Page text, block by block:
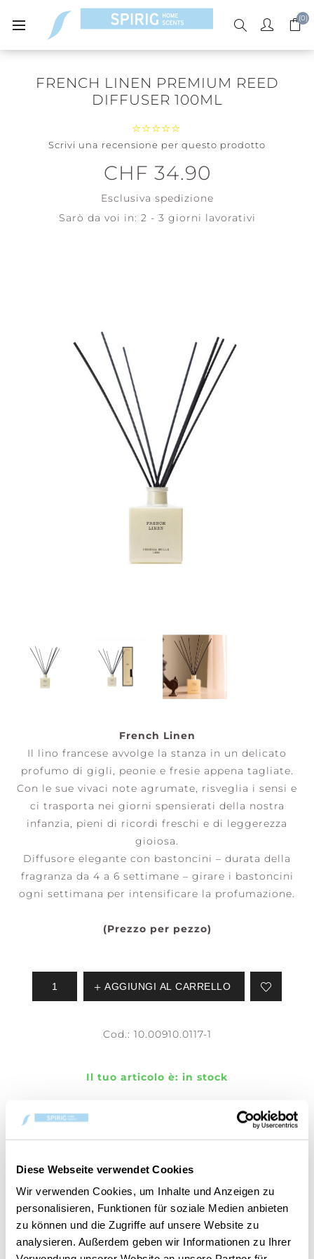
Diese Webseite verwendet Cookies
Wir verwenden Cookies, um Inhalte und Anzeigen zu
personalisieren, Funktionen für soziale Medien anbieten
zu können und die Zugriffe auf unsere Website zu
analysieren. Außerdem geben wir Informationen zu Ihrer
(0)
FRENCH LINEN PREMIUM REED
DIFFUSER 100ML
Scrivi una recensione per questo prodotto
CHF 34.90
Esclusiva spedizione
Sarò da voi in: 2 - 3 giorni lavorativi
French Linen
Il lino francese avvolge la stanza in un delicato
profumo di gigli, peonie e fresie appena tagliate.
Con le sue vivaci note agrumate, risveglia i sensi e
ci trasporta nei giorni spensierati della nostra
infanzia, pieni di ricordi freschi e di leggerezza
gioiosa.
Diffusore elegante con bastoncini – durata della
fragranza da 4 a 6 settimane – girare i bastoncini
ogni settimana per intensificare la profumazione.
(Prezzo per pezzo)
AGGIUNGI AL CARRELLO
Cod.: 10.00910.0117-1
Il tuo articolo è: in stock
DETTAGLI PRODOTTO
VALUTAZIONI